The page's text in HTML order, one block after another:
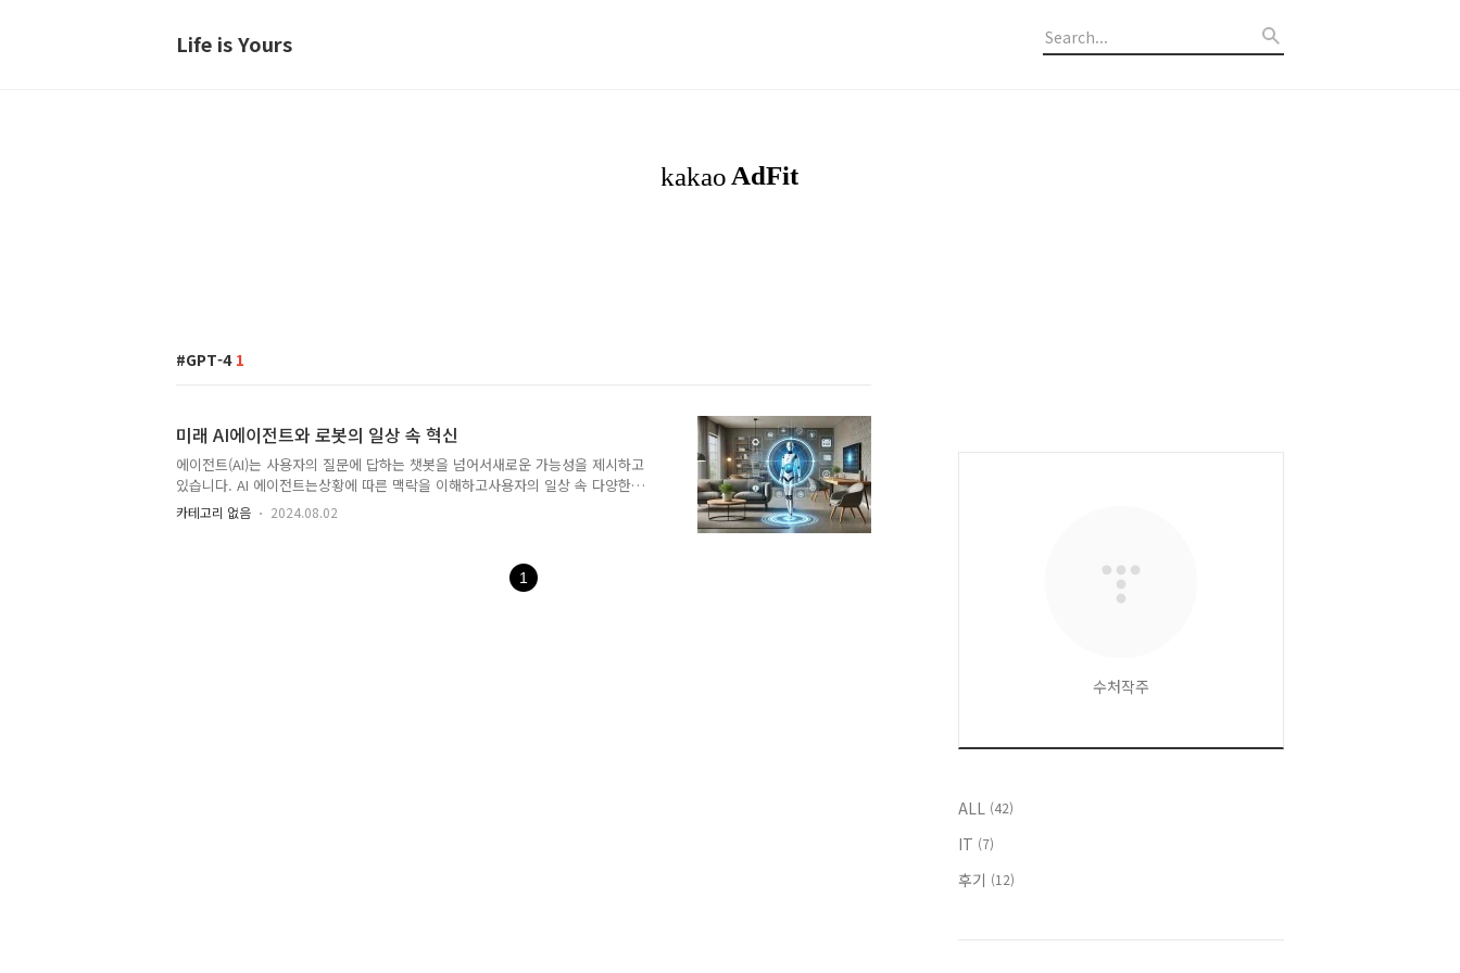
Life is Yours
GPT-4 1
미래 AI에이전트와 로봇의 일상 속 혁신
에이전트(AI)는 사용자의 질문에 답하는 챗봇을 넘어서새로운 가능성을 제시하고
있습니다. AI 에이전트는상황에 따른 맥락을 이해하고사용자의 일상 속 다양한
일을 능동적으로 자동화하는 것을목표로 하는 유능한 개인 비서 서비스로 정의
할 수 있습니다. 아직 본격적인 AI 에이전트의 등장은 이뤄지지 않았지만,구글이
가 머지않았다는 기대감이 커지고 있습니다. AI 관련 기업들도 기존의 챗봇에 비
해사용자의 일상을 능동적으로 자동화하는 데초점을 맞춘 AI 에이전트에 많은 관
카테고리 없음 2024.08.02
1
수처작주
ALL (42)
IT (7)
후기 (12)